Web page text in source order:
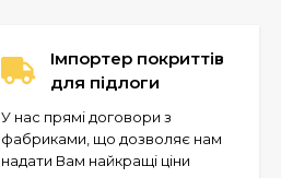
Імпортер покриттів
для підлоги
У нас прямі договори з
фабриками, що дозволяє нам
надати Вам найкращі ціни